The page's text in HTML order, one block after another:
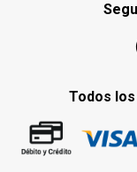
Todos